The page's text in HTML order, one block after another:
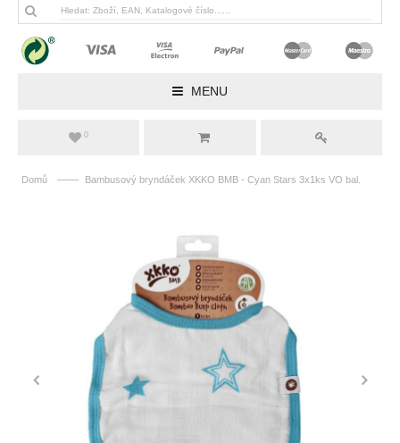
MENU
0
Domů —— Bambusový bryndáček XKKO BMB - Cyan Stars 3x1ks VO bal.